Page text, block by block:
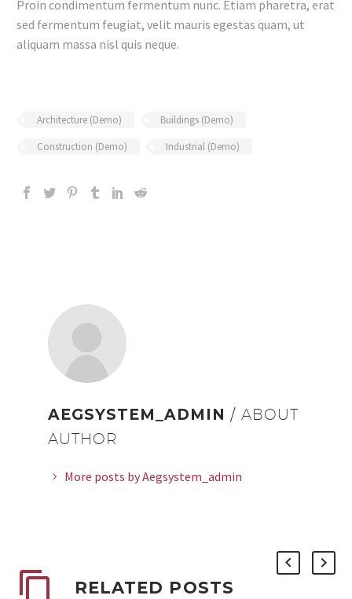
Proin condimentum fermentum nunc. Etiam pharetra, erat
sed fermentum feugiat, velit mauris egestas quam, ut
aliquam massa nisl quis neque.
Architecture (Demo)
Buildings (Demo)
Construction (Demo)
Industrial (Demo)
AEGSYSTEM_ADMIN/ ABOUT
AUTHOR
More posts by Aegsystem_admin
RELATED POSTS